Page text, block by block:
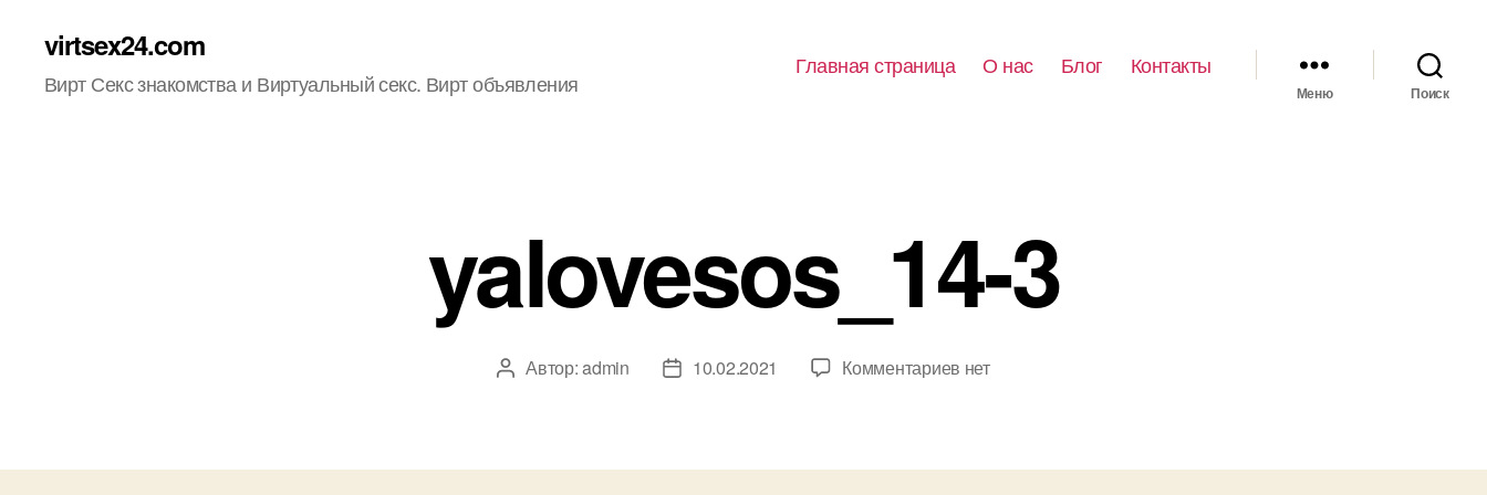
virtsex24.com
Вирт Секс знакомства и Виртуальный секс. Вирт объявления
Главная страница О нас Блог Контакты
Меню Поиск
yalovesos_14-3
Автор
Автор:admin
Дата10.02.2021 Комментариевкнет